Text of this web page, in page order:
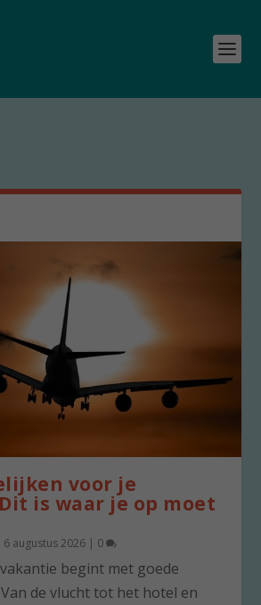
voor je
is waar je op moet
6 augustus 2026 | 0
begint met goede
de vlucht tot het hotel en